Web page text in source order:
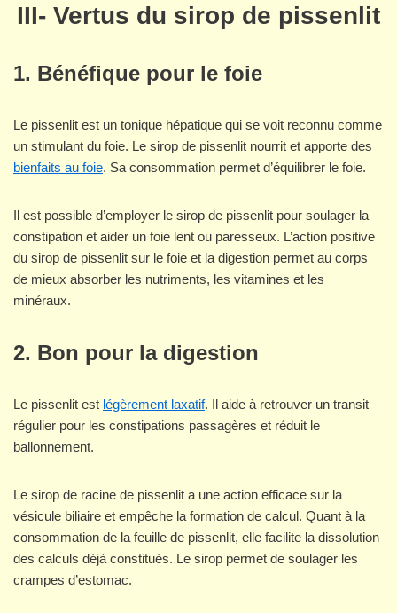
III- Vertus du sirop de pissenlit
1. Bénéfique pour le foie
Le pissenlit est un tonique hépatique qui se voit reconnu comme
un stimulant du foie. Le sirop de pissenlit nourrit et apporte des
bienfaits au foie. Sa consommation permet d’équilibrer le foie.
Il est possible d’employer le sirop de pissenlit pour soulager la
constipation et aider un foie lent ou paresseux. L’action positive
du sirop de pissenlit sur le foie et la digestion permet au corps
de mieux absorber les nutriments, les vitamines et les
minéraux.
2. Bon pour la digestion
Le pissenlit est légèrement laxatif. Il aide à retrouver un transit
régulier pour les constipations passagères et réduit le
ballonnement.
Le sirop de racine de pissenlit a une action efficace sur la
vésicule biliaire et empêche la formation de calcul. Quant à la
consommation de la feuille de pissenlit, elle facilite la dissolution
des calculs déjà constitués. Le sirop permet de soulager les
crampes d’estomac.